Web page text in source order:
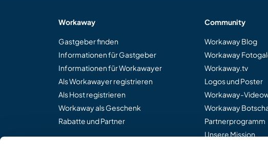
Workaway
Gastgeber finden
Informationen für Gastgeber
Informationen für Workawayer
Als Workawayer registrieren
Als Host registrieren
Workaway als Geschenk
Rabatte und Partner
Community
Workaway Blog
Workaway
Workaway.tv
Logos und Poster
Workaway-
Workaway
Partnerprogramm
Unsere Mission